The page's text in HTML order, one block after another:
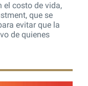
el costo de vida,
que se
evitar que la
de quienes